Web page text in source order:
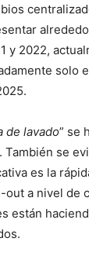
y 2022,
solo
de lavado” se
También se
es la
out a nivel de
están